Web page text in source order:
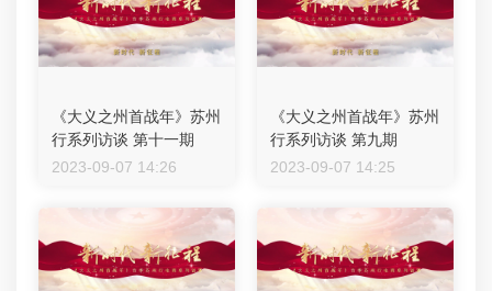
《大义之州首战年》苏州
行系列访谈 第十一期
2023-09-07 14:26
《大义之州首战年》苏州
行系列访谈 第九期
2023-09-07 14:25